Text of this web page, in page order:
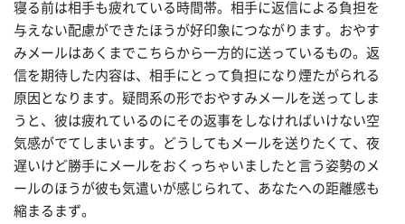
寝る前は相手も疲れている時間帯。相手に返信による負担を
与えない配慮ができたほうが好印象につながります。おやす
みメールはあくまでこちらから一方的に送っているもの。返
信を期待した内容は、相手にとって負担になり煙たがられる
原因となります。疑問系の形でおやすみメールを送ってしま
うと、彼は疲れているのにその返事をしなければいけない空
気感がでてしまいます。どうしてもメールを送りたくて、夜
遅いけど勝手にメールをおくっちゃいましたと言う姿勢のメ
ールのほうが彼も気遣いが感じられて、あなたへの距離感も
縮まるまず。